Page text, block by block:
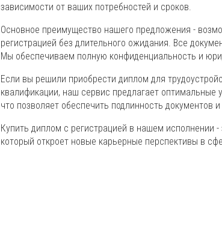
зависимости от ваших потребностей и сроков.
Основное преимущество нашего предложения -
регистрацией без длительного ожидания. Все
Мы обеспечиваем полную конфиденциальность и
Если вы решили приобрести диплом для
квалификации, наш сервис предлагает
что позволяет обеспечить подлинность документов
Купить диплом с регистрацией в нашем исполнении
который откроет новые карьерные перспективы в